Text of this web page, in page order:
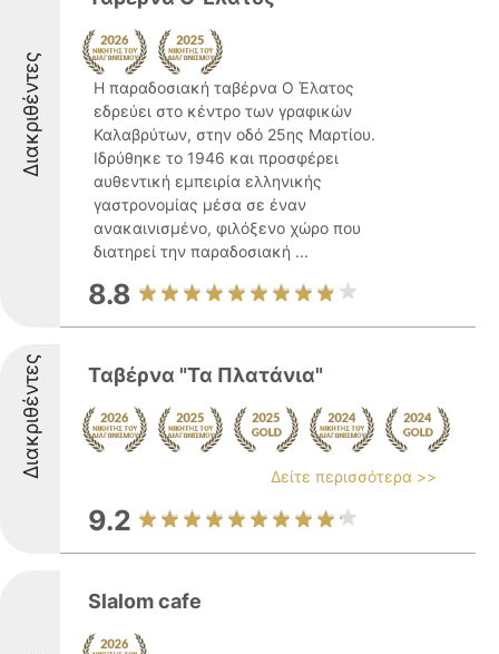
Διακριθέντες
Η παραδοσιακή ταβέρνα Ο Έλατος
εδρεύει στο κέντρο των γραφικών
Καλαβρύτων, στην οδό 25ης Μαρτίου.
Ιδρύθηκε το 1946 και προσφέρει
αυθεντική εμπειρία ελληνικής
γαστρονομίας μέσα σε έναν
ανακαινισμένο, φιλόξενο χώρο που
διατηρεί την παραδοσιακή ...
8.8
Διακριθέντες Ταβέρνα "Τα Πλατάνια"
Δείτε περισσότερα >>
9.2
Slalom cafe